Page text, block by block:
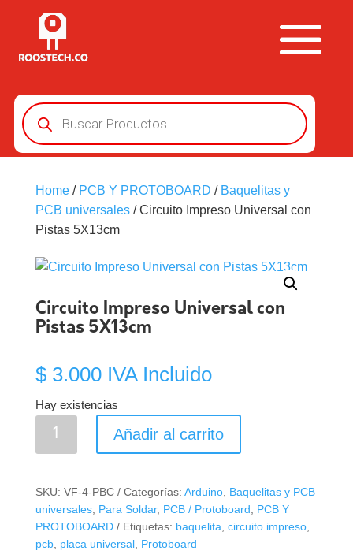
Búsqueda
de
productos
Home/ PCB Y PROTOBOARD / Baquelitas y
PCB universales/ Circuito Impreso Universal con
Pistas 5X13cm
Circuito Impreso Universal con
Pistas 5X13cm
$3.000 IVA Incluido
Hay existencias
Circuito
Pistas
5X13cm
cantidad
Añadir al carrito
SKU: VF-4-PBC Categorías: Arduino, Baquelitas y PCB
universales, Para Soldar, PCB / Protoboard
PCB Y
PROTOBOARD
Etiquetas: baquelita circuito impreso,
pcb, placa universal, Protoboard